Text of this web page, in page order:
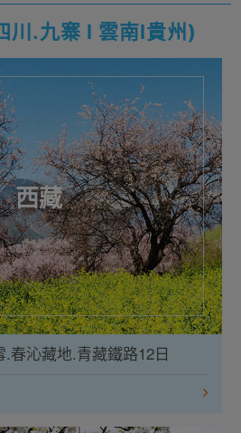
川.九寨 l 雲南l貴州)
西藏
.春沁藏地.青藏鐵路12日